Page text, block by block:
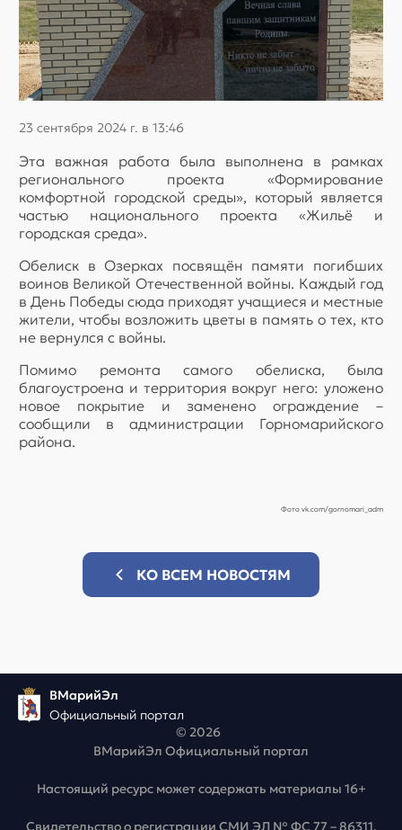
23 сентября 2024 г. в 13:46
Эта важная работа была выполнена в рамках
регионального проекта «Формирование
комфортной городской среды», который является
частью национального проекта «Жильё и
городская среда».
Обелиск в Озерках посвящён памяти погибших
воинов Великой Отечественной войны. Каждый год
в День Победы сюда приходят учащиеся и местные
жители, чтобы возложить цветы в память о тех, кто
не вернулся с войны.
Помимо ремонта самого обелиска, была
благоустроена и территория вокруг него: уложено
новое покрытие и заменено ограждение –
сообщили в администрации Горномарийского
района.
Фото vk.com/gornomari_adm
КО ВСЕМ НОВОСТЯМ
ВМарийЭл
Официальный портал
© 2026
ВМарийЭл Официальный портал
Настоящий ресурс может содержать материалы 16+
Свидетельство о регистрации СМИ ЭЛ № ФС 77 – 86311,